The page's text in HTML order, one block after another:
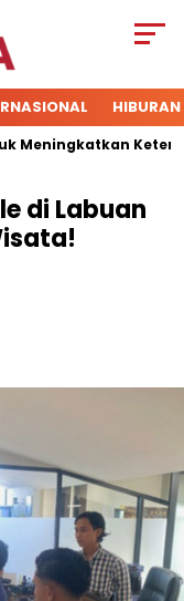
HIBURAN
di Labuan